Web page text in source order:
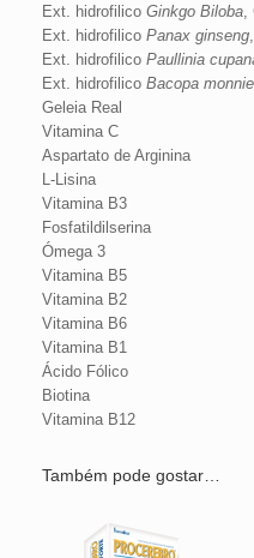
Ext. hidrofilico Ginkgo Biloba
Ext. hidrofilico Panax ginseng
Ext. hidrofilico Paullinia
Ext. hidrofilico Bacopa
Geleia Real
Vitamina C
Aspartato de Arginina
L-Lisina
Vitamina B3
Fosfatildilserina
Ómega 3
Vitamina B5
Vitamina B2
Vitamina B6
Vitamina B1
Ácido Fólico
Biotina
Vitamina B12
Também pode gostar…